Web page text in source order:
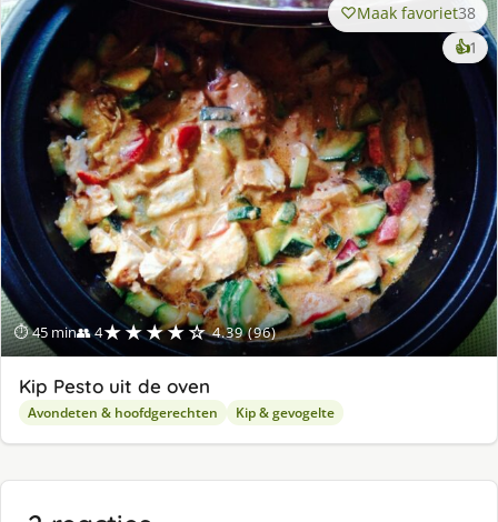
⏱ 45 min👥 4★★★★☆ 4.39 (96)
Maak favoriet38
👍1
Kip Pesto uit de oven
Avondeten & hoofdgerechten Kip & gevogelte